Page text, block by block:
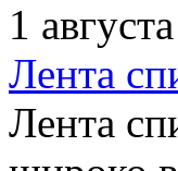
1
Лента
Лента